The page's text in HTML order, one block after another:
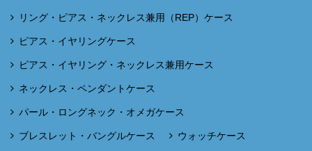
リング・ピアス・ネックレス兼用（REP）ケース
ピアス・イヤリングケース
ピアス・イヤリング・ネックレス兼用ケース
ネックレス・ペンダントケース
パール・ロングネック・オメガケース
ブレスレット・バングルケース ウォッチケース